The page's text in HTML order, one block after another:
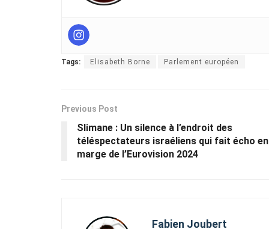
Tags: Elisabeth Borne Parlement européen
Previous Post
Slimane : Un silence à l’endroit des
téléspectateurs israéliens qui fait écho en
marge de l’Eurovision 2024
Fabien Joubert